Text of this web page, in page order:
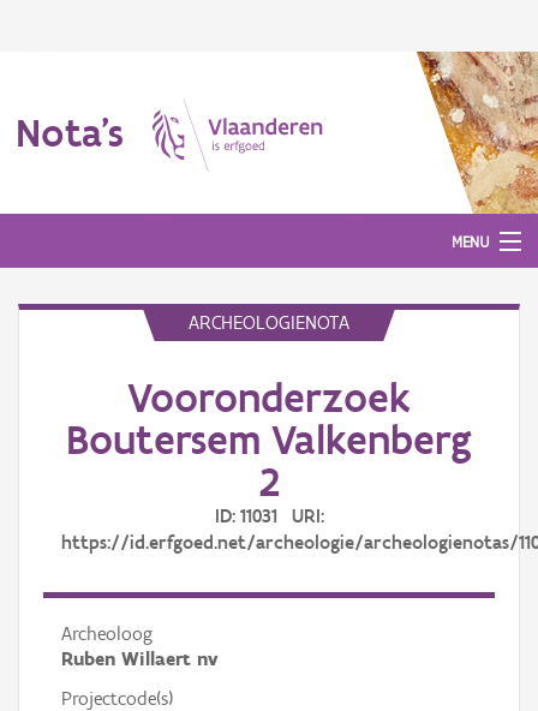
Nota's
MENU
ARCHEOLOGIENOTA
Vooronderzoek
Boutersem Valkenberg
2
ID: 11031 URI:
https://id.erfgoed.net/archeologie/archeologienotas/
Archeoloog
Ruben Willaert nv
Projectcode(s)